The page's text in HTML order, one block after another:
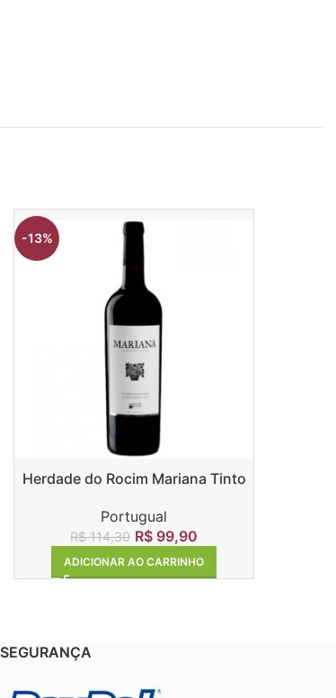
-13%
Herdade do Rocim Mariana Tinto
Portugual
R$114,30 R$ 99,90
ADICIONAR AO CARRINHO
SEGURANÇA